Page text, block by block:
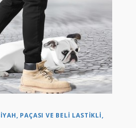
PAÇASI VE BELI LASTIKLI,